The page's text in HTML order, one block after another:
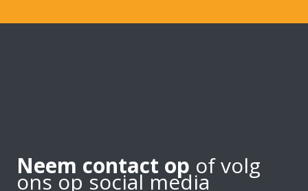
Neem contact op of volg
ons op social media